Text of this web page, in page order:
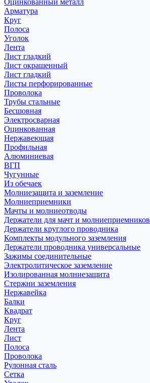
Оцинкованный металл
Арматура
Круг
Полоса
Уголок
Лента
Лист гладкий
Лист окрашенный
Лист гладкий
Листы перфорированные
Проволока
Трубы стальные
Бесшовная
Электросварная
Оцинкованная
Нержавеющая
Профильная
Алюминиевая
ВГП
Чугунные
Из обечаек
Молниезащита и заземление
Молниеприемники
Мачты и молниеотводы
Держатели для мачт и молниеприемников
Держатели круглого проводника
Комплекты модульного заземления
Держатели проводника универсальные
Зажимы соединительные
Электролитическое заземление
Изолированная молниезащита
Стержни заземления
Нержавейка
Балки
Квадрат
Круг
Лента
Лист
Полоса
Проволока
Рулонная сталь
Сетка